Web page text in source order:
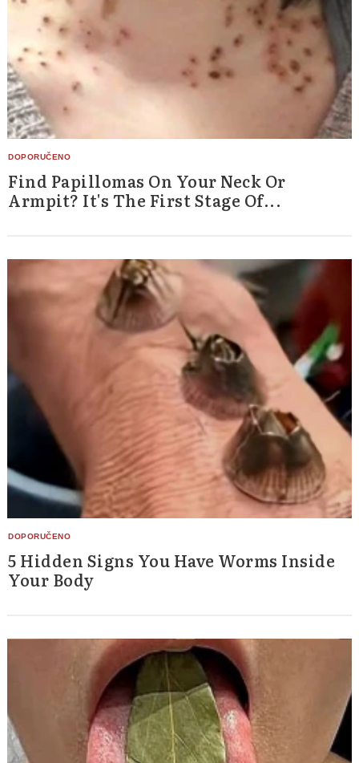
Find Papillomas On Your Neck Or
Armpit? It's The First Stage Of...
5 Hidden Signs You Have Worms Inside
Your Body